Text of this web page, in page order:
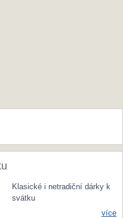
Klasické i netradiční dárky k
svátku
více